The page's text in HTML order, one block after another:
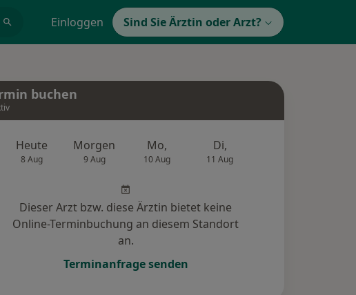
Einloggen Sind Sie Ärztin oder Arzt?
buchen
Heute
8 Aug
Morgen
9 Aug
Mo,
10 Aug
Di,
11 Aug
Dieser Arzt bzw. diese Ärztin bietet keine
Online-Terminbuchung an diesem Standort
an.
Terminanfrage senden